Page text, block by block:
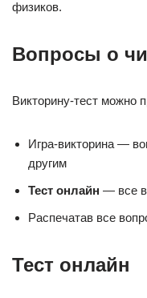
физиков.
Вопросы о
Викторину-тест можно
Игра-викторина —
другим
Тест онлайн — все
Распечатав все
Тест онлайн